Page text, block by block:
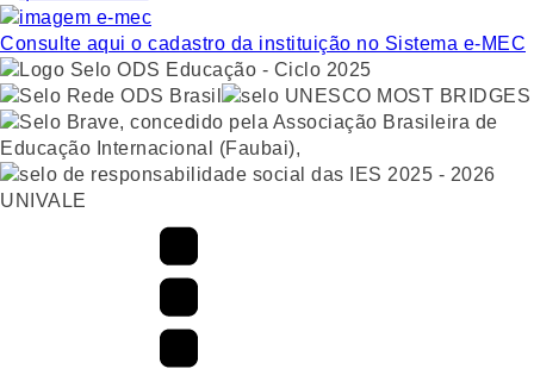
Consulte aqui o cadastro da instituição no Sistema e-MEC
UNIVALE